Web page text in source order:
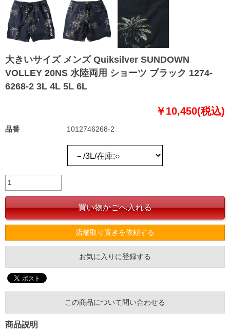
大きいサイズ メンズ Quiksilver SUNDOWN
VOLLEY 20NS 水陸両用 ショーツ ブラック 1274-
6268-2 3L 4L 5L 6L
￥10,450(税込)
品番 1012746268-2
店舗取り置きを依頼する
お気に入りに登録する
この商品について問い合わせる
商品説明